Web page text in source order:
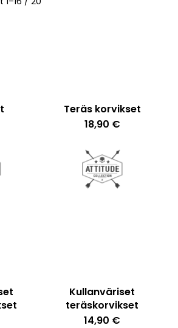
Teräs korvikset
18,90 €
Kullanväriset
teräskorvikset
14,90 €